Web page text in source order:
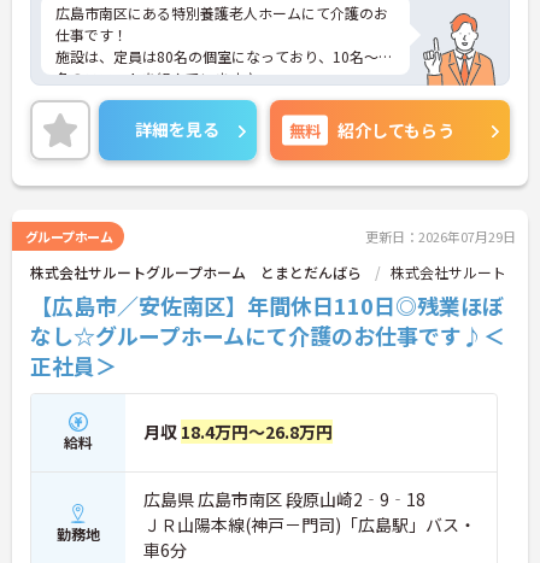
広島市南区にある特別養護老人ホームにて介護のお
仕事です！
施設は、定員は80名の個室になっており、10名～12
名のユニットを組んでいます♪
週休2日制で残業は少なめ。オンオフのメリハリを
つけてご勤務いただけます！
やる気があれば経験は問いません！資格を取ったば
かりの方、ブランクがある方、無資格・未経験の方
でもご相談下さい◎
らに詳細などお伝え致します！
詳細を見る 無料 紹介してもらう
グループホーム 更新日：2026年07月29日
株式会社サルートグループホーム とまとだんばら 株式会社サルート
【広島市／安佐南区】年間休日110日◎残業ほぼ
なし☆グループホームにて介護のお仕事です♪＜
正社員＞
給料 月収 18.4万円～26.8万円
勤務地
広島県 広島市南区 段原山崎2‐9‐18
ＪＲ山陽本線(神戸－門司)「広島駅」バス・
車6分